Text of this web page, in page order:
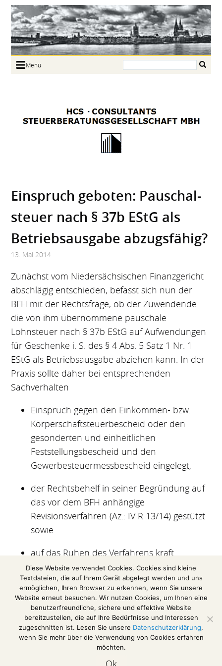
Menu
Links
Einspruch geboten: Pauschal­
steuer nach § 37b EStG als
Betriebs­ausgabe abzugs­fähig?
13. Mai 2014
Zunächst vom Niedersächsischen Finanzgericht
abschlägig entschieden, befasst sich nun der
BFH mit der Rechtsfrage, ob der Zuwendende
die von ihm übernommene pauschale
Lohnsteuer nach § 37b EStG auf Aufwendungen
für Geschenke i. S. des § 4 Abs. 5 Satz 1 Nr. 1
EStG als Betriebsausgabe abziehen kann. In der
Praxis sollte daher bei entsprechenden
Sachverhalten
Einspruch gegen den Einkommen- bzw.
Körperschaftsteuerbescheid oder den
gesonderten und einheitlichen
Feststellungsbescheid und den
Gewerbesteuermessbescheid eingelegt,
der Rechtsbehelf in seiner Begründung auf
das vor dem BFH anhängige
Revisionsverfahren (Az.: IV R 13/14) gestützt
sowie
auf das Ruhen des Verfahrens kraft
Gesetzes gemäß § 363 Abs. 2 Satz 2 AO
hingewiesen werden.
(Auszug aus einer Information des Deutschen
Steuerberaterverbandes e. V.)
Diese Website verwendet Cookies. Cookies sind kleine
Textdateien, die auf Ihrem Gerät abgelegt werden und uns
ermöglichen, Ihren Browser zu erkennen, wenn Sie unsere
Website erneut besuchen. Wir nutzen Cookies, um Ihnen eine
benutzerfreundliche, sichere und effektive Website
bereitzustellen, die auf Ihre Bedürfnisse und Interessen
zugeschnitten ist. Lesen Sie unsere Datenschutzerklärung,
wenn Sie mehr über die Verwendung von Cookies erfahren
möchten.
Ok